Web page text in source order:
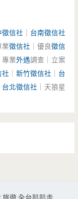
徵信社
台南徵信社
業徵信社 ｜優良徵信
｜專業外遇調查｜立案
社 ｜新竹徵信社
台
台北徵信社 ｜天狼星